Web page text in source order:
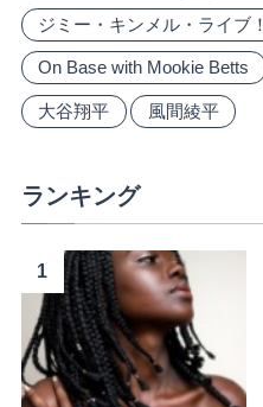
ジミー・キンメル・ライブ！
On Base with Mookie Betts
大谷翔平 風間綾平
ランキング
1